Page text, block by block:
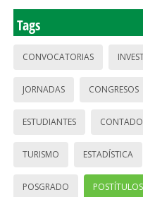
Tags
CONVOCATORIAS
JORNADAS CONGRESOS
ESTUDIANTES
TURISMO ESTADÍSTICA
POSGRADO POSTÍTULOS